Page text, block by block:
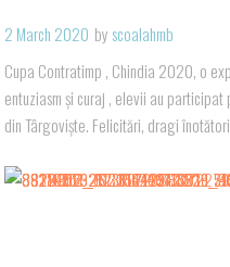
2 March 2020 by scoalahmb
Cupa Contratimp , Chindia 2020, o
entuziasm și curaj , elevii au
din Târgoviște. Felicitări, dragi